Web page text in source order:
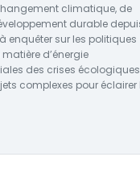
climatique, de
durable
enquêter sur les politiques
d’énergie
des crises
complexes pour éclairer